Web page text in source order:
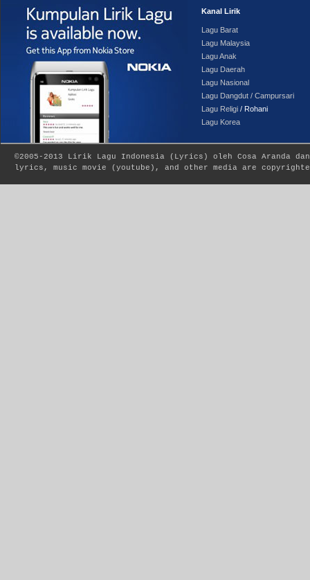
Kanal Lirik
Lagu Barat
Lagu Malaysia
Lagu Anak
Lagu Daerah
Lagu Nasional
Lagu Dangdut / Campursari
Lagu Religi / Rohani
Lagu Korea
©2005-2013 Lirik Lagu Indonesia ( Lyrics ) oleh Cosa Aranda
lyrics, music movie (youtube), and other media are